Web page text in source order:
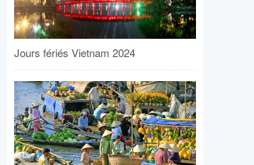
Jours fériés Vietnam 2024